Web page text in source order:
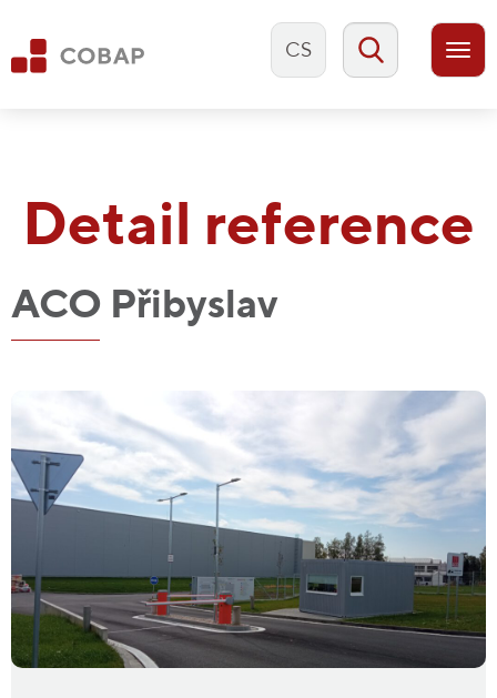
CS
Detail reference
ACO Přibyslav